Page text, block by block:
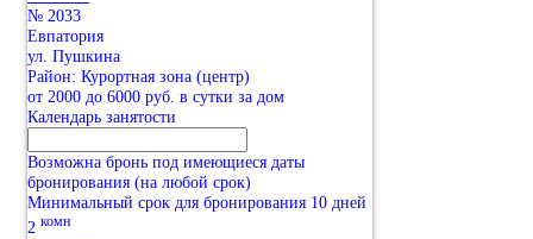
№ 2033
Евпатория
ул. Пушкина
Район: Курортная зона (центр)
от 2000 до 6000 руб. в сутки за дом
Календарь занятости
Возможна бронь под имеющиеся даты
бронирования (на любой срок)
Минимальный срок для бронирования 10 дней
2 комн